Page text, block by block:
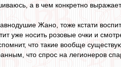
а в чем конкретно
Жано, тоже кстати
уже носить розовые очки и
что такие вообще
что спрос на легионеров